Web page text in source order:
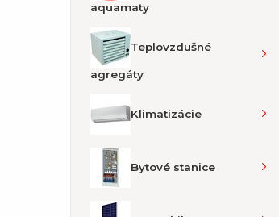
aquamaty
Teplovzdušné
agregáty
Klimatizácie
Bytové stanice
Ohrievač solárny stacionárny
300 OKC NTRR/SOL Dražice